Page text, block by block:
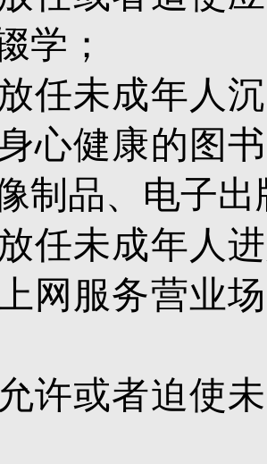
学；
放任未成年人
心健康的图
制品、电子
放任未成年人
网服务营业
允许或者迫使